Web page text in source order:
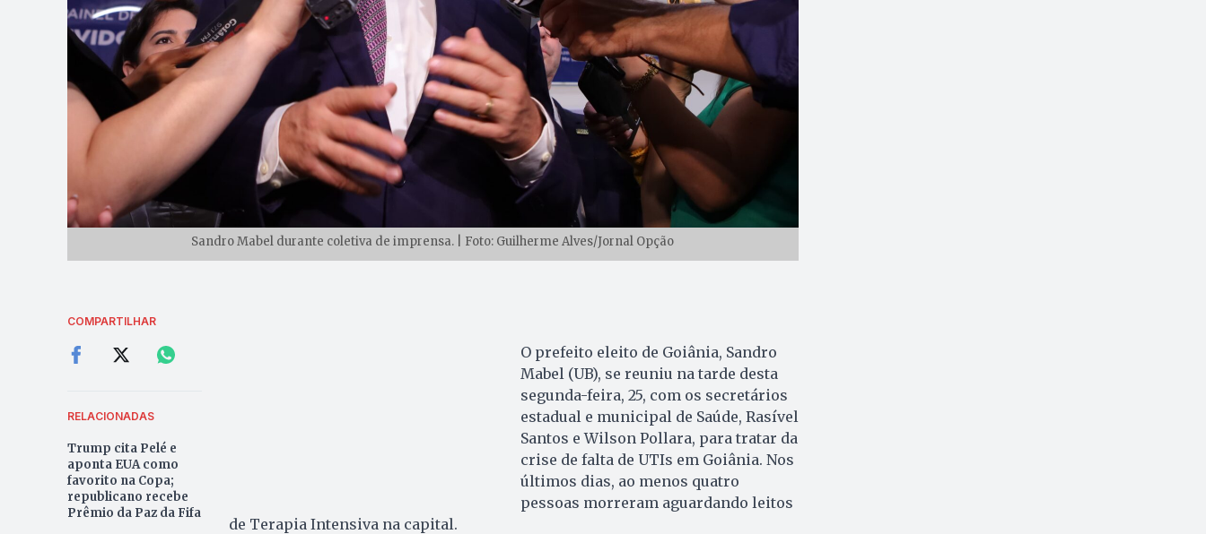
Sandro Mabel durante coletiva de imprensa. | Foto: Guilherme Alves/Jornal Opção
COMPARTILHAR
RELACIONADAS
Trump cita Pelé e
aponta EUA como
favorito na Copa;
republicano recebe
Prêmio da Paz da Fifa
O prefeito eleito de Goiânia, Sandro
Mabel (UB), se reuniu na tarde desta
segunda-feira, 25, com os secretários
estadual e municipal de Saúde, Rasível
Santos e Wilson Pollara, para tratar da
crise de falta de UTIs em Goiânia. Nos
últimos dias, ao menos quatro
pessoas morreram aguardando leitos
de Terapia Intensiva na capital.